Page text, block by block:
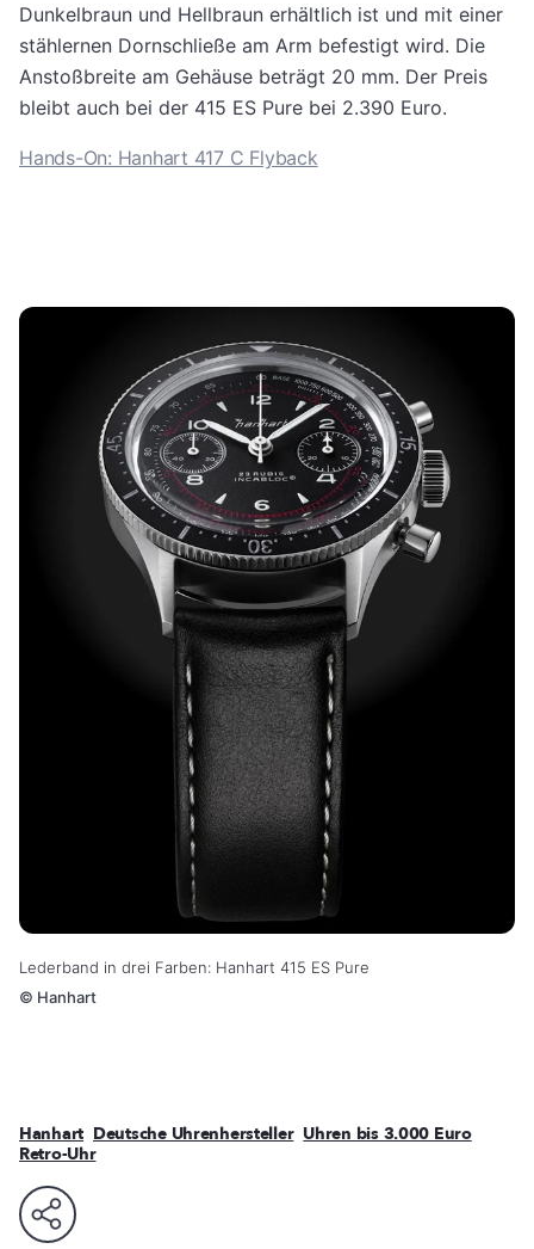
Dunkelbraun und Hellbraun erhältlich ist und mit einer
stählernen Dornschließe am Arm befestigt wird. Die
Anstoßbreite am Gehäuse beträgt 20 mm. Der Preis
bleibt auch bei der 415 ES Pure bei 2.390 Euro.
Hands-On: Hanhart 417 C Flyback
Lederband in drei Farben: Hanhart 415 ES Pure
© Hanhart
Hanhart Deutsche Uhrenhersteller Uhren bis 3.000 Euro
Retro-Uhr